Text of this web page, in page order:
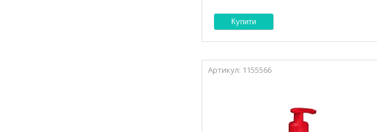
Купити
1155566